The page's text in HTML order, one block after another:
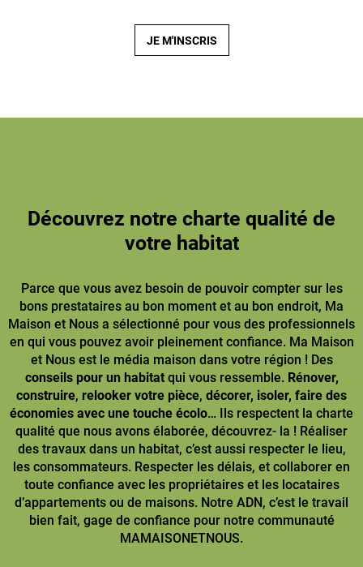
JE M'INSCRIS
Découvrez notre charte qualité de
votre habitat
Parce que vous avez besoin de pouvoir compter sur les
bons prestataires au bon moment et au bon endroit, Ma
Maison et Nous a sélectionné pour vous des professionnels
en qui vous pouvez avoir pleinement confiance. Ma Maison
et Nous est le média maison dans votre région ! Des
conseils pour un habitatqui vous ressemble. Rénover,
construire, relooker votre pièce, décorer, isoler, faire des
économies avec une touche écolo… Ils respectent la charte
qualité que nous avons élaborée, découvrez- la ! Réaliser
des travaux dans un habitat, c’est aussi respecter le lieu,
les consommateurs. Respecter les délais, et collaborer en
toute confiance avec les propriétaires et les locataires
d’appartements ou de maisons. Notre ADN, c’est le travail
bien fait, gage de confiance pour notre communauté
MAMAISONETNOUS.